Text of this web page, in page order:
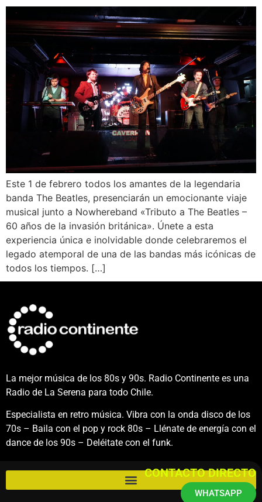
Este 1 de febrero todos los amantes de la legendaria
banda The Beatles, presenciarán un emocionante viaje
musical junto a Nowhereband «Tributo a The Beatles –
60 años de la invasión británica». Únete a esta
experiencia única e inolvidable donde celebraremos el
legado atemporal de una de las bandas más icónicas de
todos los tiempos. […]
La mejor música de los 80s y 90s. Radio Continente es una
Radio de La Serena para todo Chile.
Especialista en retro música. Vibra con la onda disco de los
70s – Baila con el pop y rock 80s – Llénate de energía con el
dance de los 90s – Deléitate con el funk.
CONTACTO DIRECTO
WHATSAPP